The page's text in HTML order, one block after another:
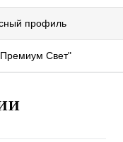
профиль
Свет"